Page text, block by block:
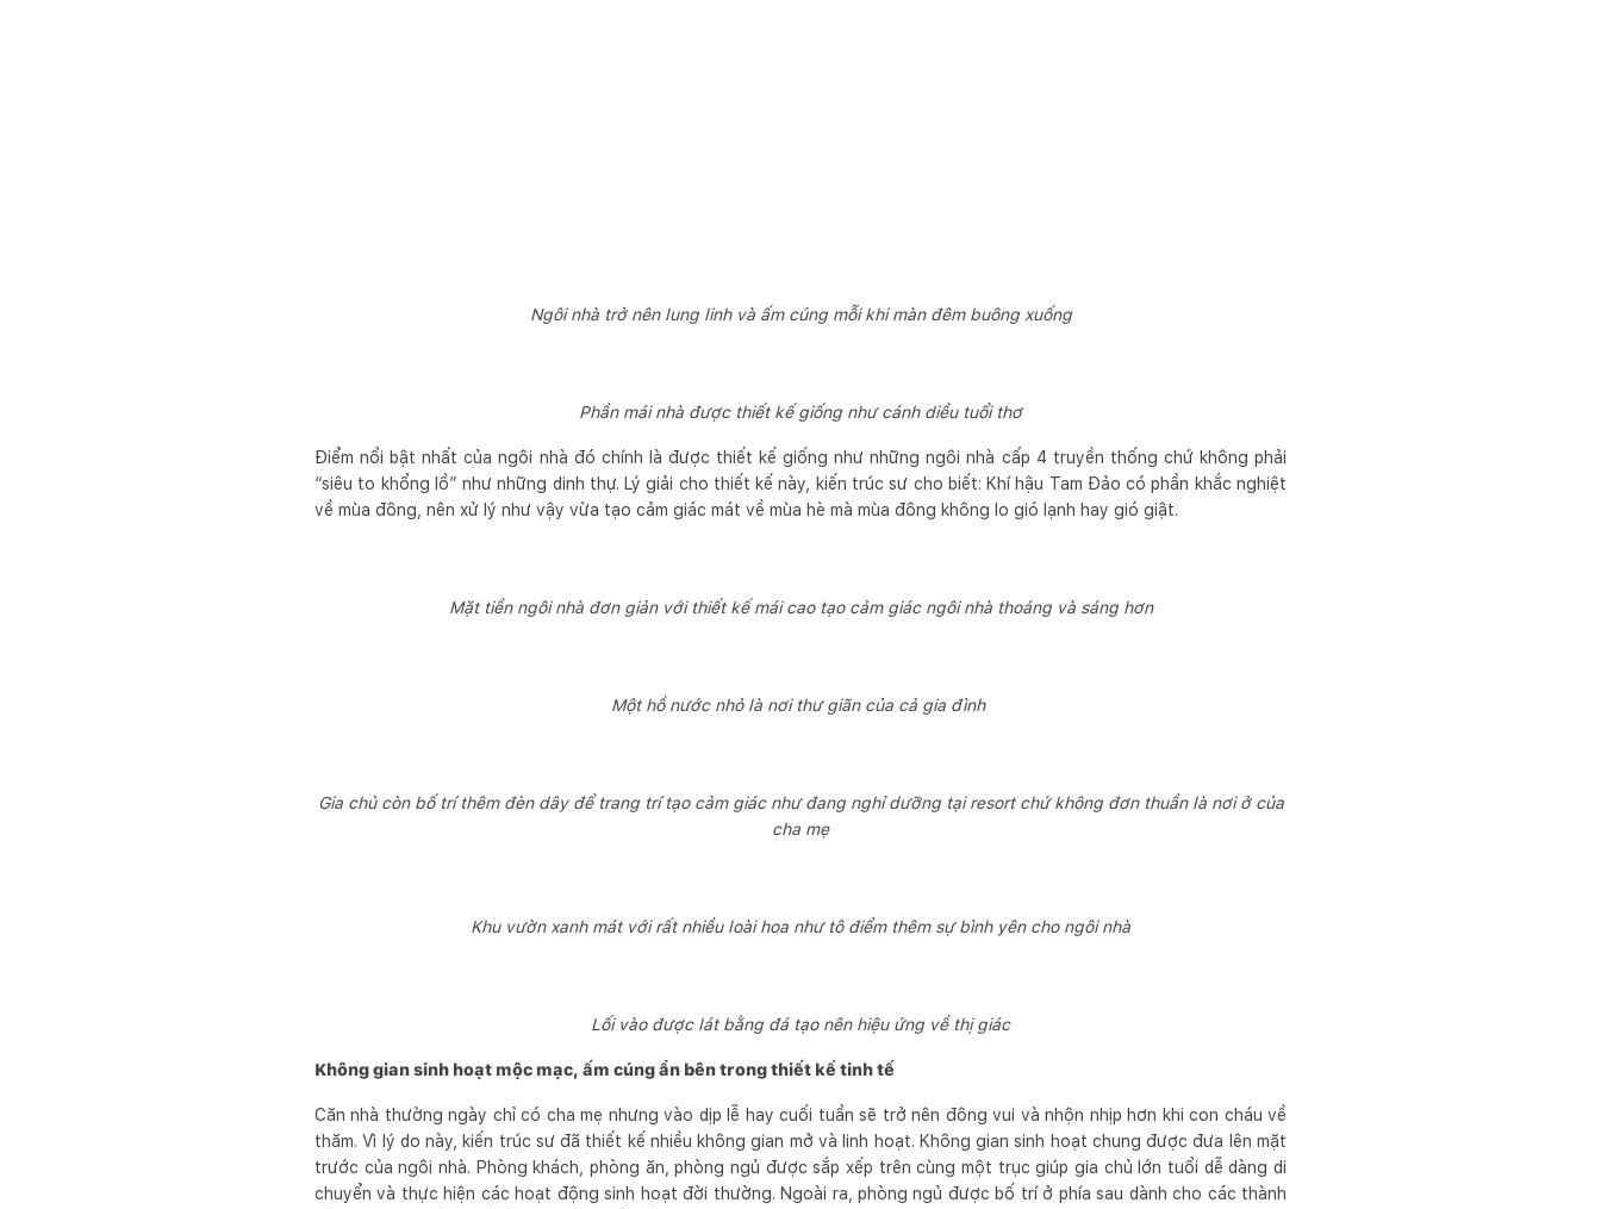
Ngôi nhà trở nên lung linh và ấm cúng mỗi khi màn đêm buông xuống
Phần mái nhà được thiết kế giống như cánh diều tuổi thơ
Điểm nổi bật nhất của ngôi nhà đó chính là được thiết kế giống như những ngôi nhà cấp 4 truyền thống chứ không phải
“siêu to khổng lồ” như những dinh thự. Lý giải cho thiết kế này, kiến trúc sư cho biết: Khí hậu Tam Đảo có phần khắc nghiệt
về mùa đông, nên xử lý như vậy vừa tạo cảm giác mát về mùa hè mà mùa đông không lo gió lạnh hay gió giật.
Mặt tiền ngôi nhà đơn giản với thiết kế mái cao tạo cảm giác ngôi nhà thoáng và sáng hơn
Một hồ nước nhỏ là nơi thư giãn của cả gia đình
Gia chủ còn bố trí thêm đèn dây để trang trí tạo cảm giác như đang nghỉ dưỡng tại resort chứ không đơn thuần là nơi ở của
cha mẹ
Khu vườn xanh mát với rất nhiều loài hoa như tô điểm thêm sự bình yên cho ngôi nhà
Lối vào được lát bằng đá tạo nên hiệu ứng về thị giác
Không gian sinh hoạt mộc mạc, ấm cúng ẩn bên trong thiết kế tinh tế
Căn nhà thường ngày chỉ có cha mẹ nhưng vào dịp lễ hay cuối tuần sẽ trở nên đông vui và nhộn nhịp hơn khi con cháu về
thăm. Vì lý do này, kiến trúc sư đã thiết kế nhiều không gian mở và linh hoạt. Không gian sinh hoạt chung được đưa lên mặt
trước của ngôi nhà. Phòng khách, phòng ăn, phòng ngủ được sắp xếp trên cùng một trục giúp gia chủ lớn tuổi dễ dàng di
chuyển và thực hiện các hoạt động sinh hoạt đời thường. Ngoài ra, phòng ngủ được bố trí ở phía sau dành cho các thành